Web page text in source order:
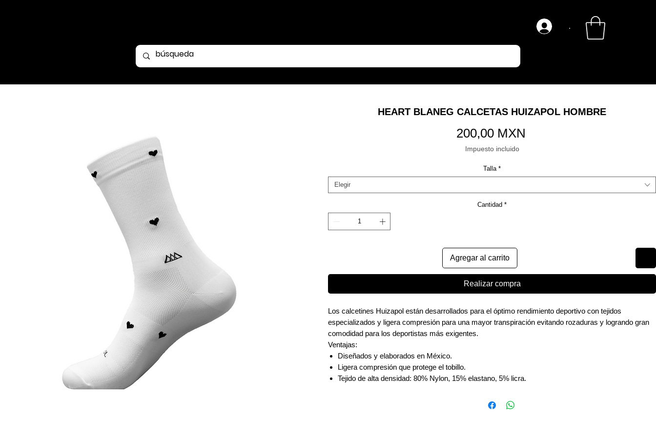
.
HEART BLANEG CALCETAS HUIZAPOL HOMBRE
200,00 MXN
Impuesto incluido
Talla *
Elegir
Cantidad *
Agregar al carrito
Realizar compra
Los calcetines Huizapol están desarrollados para el óptimo rendimiento deportivo con tejidos
especializados y ligera compresión para una mayor transpiración evitando rozaduras y logrando gran
comodidad para los deportistas más exigentes.
Ventajas:
Diseñados y elaborados en México.
Ligera compresión que protege el tobillo.
Tejido de alta densidad: 80% Nylon, 15% elastano, 5% licra.